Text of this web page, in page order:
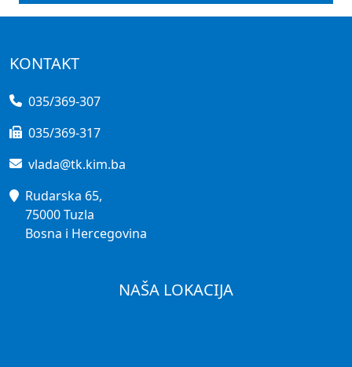
KONTAKT
035/369-307
035/369-317
vlada@tk.kim.ba
Rudarska 65,
75000 Tuzla
Bosna i Hercegovina
NAŠA LOKACIJA